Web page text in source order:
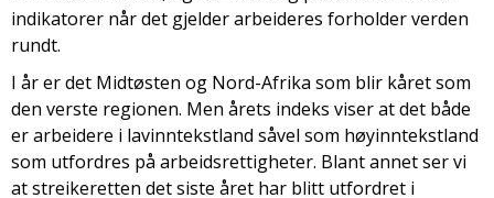
indikatorer når det gjelder arbeideres forholder verden
rundt.
I år er det Midtøsten og Nord-Afrika som blir kåret som
den verste regionen. Men årets indeks viser at det både
er arbeidere i lavinntekstland såvel som høyinntekstland
som utfordres på arbeidsrettigheter. Blant annet ser vi
at streikeretten det siste året har blitt utfordret i